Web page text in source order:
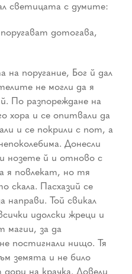
светицата с думите:
дотогава,
поругание, Бог й дал
не могли да я
По разпореждане на
хора и се опитвали да
и се покрили с пот, а
Донесли
нозете й и отново с
я повлекат, но тя
скала. Пасхазий се
направи. Той свикал
идолски жреци и
магии, за да
постигнали нищо. Тя
земята и не било
на крачка. Довели